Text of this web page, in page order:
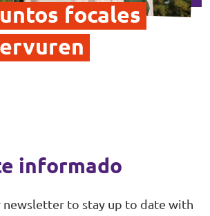
focales
informado
newsletter to stay up to date with